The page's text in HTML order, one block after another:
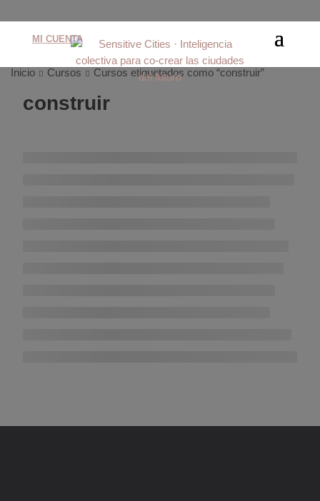
MI CUENTA
Inicio Cursos Cursos etiquetados como “construir”
construir